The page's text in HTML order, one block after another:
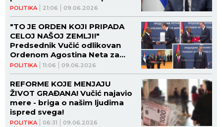
POLITIKA 21:06 09.06.2026
Imate priliku da birate između
Srbije PROŠLOSTI i Srbije
BUDUĆNOSTI! (VIDEO)
POLITIKA 11:06 09.06.2026
"TO JE ORDEN KOJI PRIPADA
CELOJ NAŠOJ ZEMLJI!"
Predsednik Vučić odlikovan
Ordenom Agostina Neta za
veliko prijateljstvo (FOTO,
VIDEO)
POLITIKA 06:31 09.06.2026
REFORME KOJE MENJAJU
ŽIVOT GRAĐANA! Vučić najavio
mere - briga o našim ljudima
ispred svega!